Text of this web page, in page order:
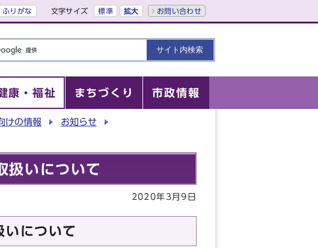
ふりがな 文字サイズ 標準 拡大 お問い合わせ
康・福祉 まちづくり 市政情報
けの情報
お知らせ
扱いについて
2020年3月9日
いについて